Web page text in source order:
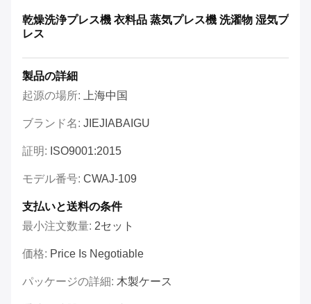
乾燥洗浄プレス機 衣料品 蒸気プレス機 洗濯物 湿気プ
レス
製品の詳細
起源の場所: 上海中国
ブランド名: JIEJIABAIGU
証明: ISO9001:2015
モデル番号: CWAJ-109
支払いと送料の条件
最小注文数量: 2セット
価格: Price Is Negotiable
パッケージの詳細: 木製ケース